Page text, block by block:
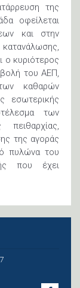
της
οφείλεται
και στην
κατανάλωσης,
ο κυριότερος
του ΑΕΠ,
καθαρών
εσωτερικής
των
της αγοράς
πυλώνα του
που έχει